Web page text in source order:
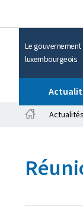
Le gouvernement
luxembourgeois
u
e
Actualités